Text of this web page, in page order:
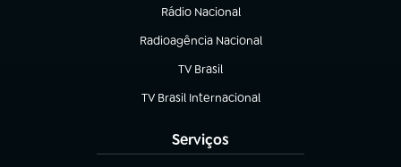
Rádio Nacional
Radioagência Nacional
(abre em nova aba)
TV Brasil
(abre em nova aba)
TV Brasil Internacional
(abre em nova aba)
Serviços